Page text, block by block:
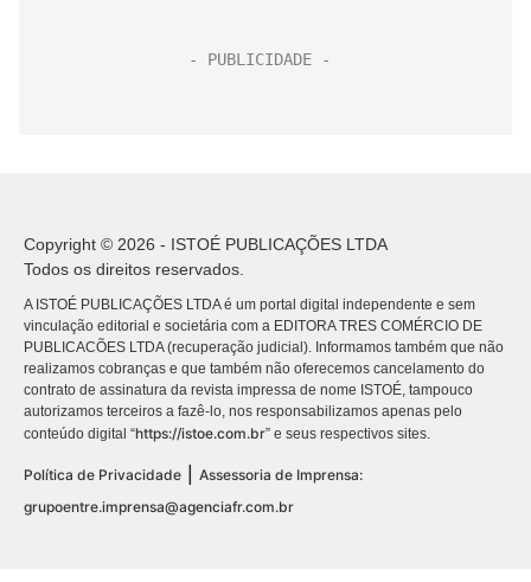
Copyright © 2026 - ISTOÉ PUBLICAÇÕES LTDA
Todos os direitos reservados.
A ISTOÉ PUBLICAÇÕES LTDA é um portal digital independente e sem
vinculação editorial e societária com a EDITORA TRES COMÉRCIO DE
PUBLICACÕES LTDA (recuperação judicial). Informamos também que não
realizamos cobranças e que também não oferecemos cancelamento do
contrato de assinatura da revista impressa de nome ISTOÉ, tampouco
autorizamos terceiros a fazê-lo, nos responsabilizamos apenas pelo
conteúdo digital “https://istoe.com.br” e seus respectivos sites.
Política de Privacidade
Assessoria de Imprensa:
grupoentre.imprensa@agenciafr.com.br